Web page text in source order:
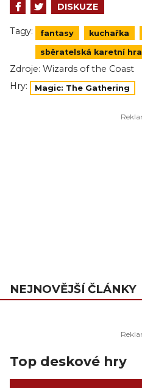
DISKUZE
Tagy: fantasy kuchařka
sběratelská karetní hra
Zdroje: Wizards of the Coast
Hry:
Magic: The Gathering
NEJNOVĚJŠÍ ČLÁNKY
Top deskové hry